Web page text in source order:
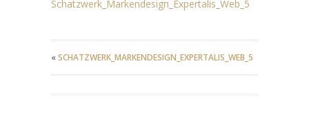
«SCHATZWERK_MARKENDESIGN_EXPERTALIS_WEB_5